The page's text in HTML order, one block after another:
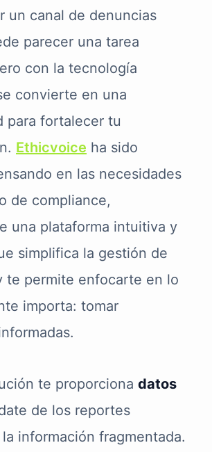
un canal de denuncias
parecer una tarea
con la tecnología
convierte en una
para fortalecer tu
Ethicvoice ha sido
en las necesidades
de compliance,
una plataforma intuitiva y
simplifica la gestión de
te permite enfocarte en lo
importa: tomar
te proporciona datos
de los reportes
información fragmentada.